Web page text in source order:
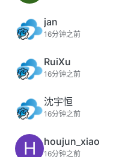
jan
16分钟之前
RuiXu
16分钟之前
沈宇恒
16分钟之前
H houjun_xiao
16分钟之前